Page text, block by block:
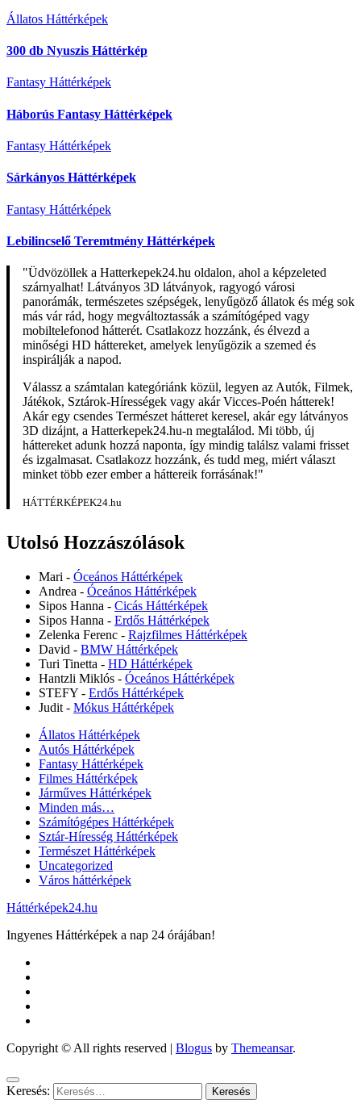
Állatos Háttérképek
300 db Nyuszis Háttérkép
Fantasy Háttérképek
Háborús Fantasy Háttérképek
Fantasy Háttérképek
Sárkányos Háttérképek
Fantasy Háttérképek
Lebilincselő Teremtmény Háttérképek
"Üdvözöllek a Hatterkepek24.hu oldalon, ahol a képzeleted
szárnyalhat! Látványos 3D látványok, ragyogó városi
panorámák, természetes szépségek, lenyűgöző állatok és még sok
más vár rád, hogy megváltoztassák a számítógéped vagy
mobiltelefonod hátterét. Csatlakozz hozzánk, és élvezd a
minőségi HD háttereket, amelyek lenyűgözik a szemed és
inspirálják a napod.
Válassz a számtalan kategóriánk közül, legyen az Autók, Filmek,
Játékok, Sztárok-Hírességek vagy akár Vicces-Poén hátterek!
Akár egy csendes Természet hátteret keresel, akár egy látványos
3D dizájnt, a Hatterkepek24.hu-n megtalálod. Mi több, új
háttereket adunk hozzá naponta, így mindig találsz valami frisset
és izgalmasat. Csatlakozz hozzánk, és tudd meg, miért választ
minket több ezer ember a háttereik forrásának!"
HÁTTÉRKÉPEK24.hu
Utolsó Hozzászólások
Mari - Óceános Háttérképek
Andrea - Óceános Háttérképek
Sipos Hanna - Cicás Háttérképek
Sipos Hanna - Erdős Háttérképek
Zelenka Ferenc - Rajzfilmes Háttérképek
David - BMW Háttérképek
Turi Tinetta - HD Háttérképek
Hantzli Miklós - Óceános Háttérképek
STEFY - Erdős Háttérképek
Judit - Mókus Háttérképek
Állatos Háttérképek
Autós Háttérképek
Fantasy Háttérképek
Filmes Háttérképek
Járműves Háttérképek
Minden más…
Számítógépes Háttérképek
Sztár-Híresség Háttérképek
Természet Háttérképek
Uncategorized
Város háttérképek
Háttérképek24.hu
Ingyenes Háttérképek a nap 24 órájában!
Copyright © All rights reserved | Blogus by Themeansar.
Keresés: